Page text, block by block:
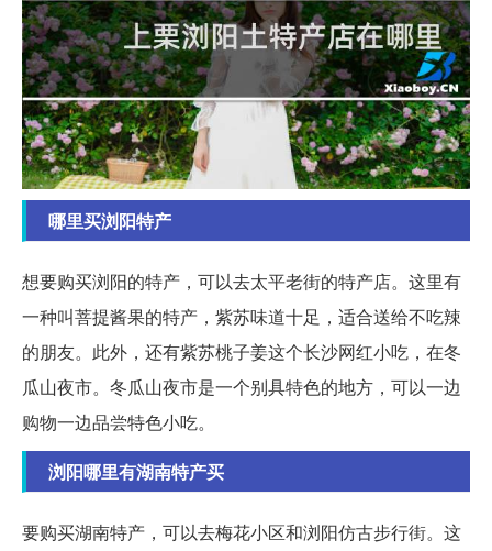
哪里买浏阳特产
想要购买浏阳的特产，可以去太平老街的特产店。这里有
一种叫菩提酱果的特产，紫苏味道十足，适合送给不吃辣
的朋友。此外，还有紫苏桃子姜这个长沙网红小吃，在冬
瓜山夜市。冬瓜山夜市是一个别具特色的地方，可以一边
购物一边品尝特色小吃。
浏阳哪里有湖南特产买
要购买湖南特产，可以去梅花小区和浏阳仿古步行街。这